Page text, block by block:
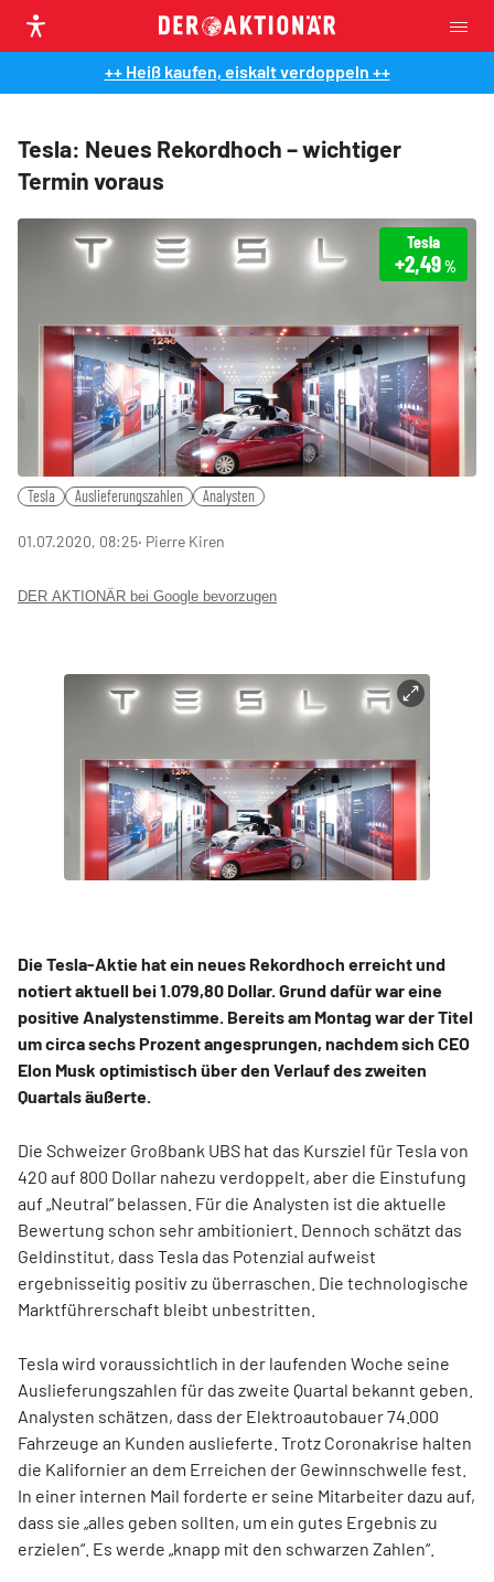
++ Heiß kaufen, eiskalt verdoppeln ++
Tesla: Neues Rekordhoch – wichtiger
Termin voraus
Tesla
+2,49%
Tesla Auslieferungszahlen Analysten
01.07.2020, 08:25‧ Pierre Kiren
DER AKTIONÄR bei Google bevorzugen
Die Tesla-Aktie hat ein neues Rekordhoch erreicht und
notiert aktuell bei 1.079,80 Dollar. Grund dafür war eine
positive Analystenstimme. Bereits am Montag war der Titel
um circa sechs Prozent angesprungen, nachdem sich CEO
Elon Musk optimistisch über den Verlauf des zweiten
Quartals äußerte.
Die Schweizer Großbank UBS hat das Kursziel für Tesla von
420 auf 800 Dollar nahezu verdoppelt, aber die Einstufung
auf „Neutral“ belassen. Für die Analysten ist die aktuelle
Bewertung schon sehr ambitioniert. Dennoch schätzt das
Geldinstitut, dass Tesla das Potenzial aufweist
ergebnisseitig positiv zu überraschen. Die technologische
Marktführerschaft bleibt unbestritten.
Tesla wird voraussichtlich in der laufenden Woche seine
Auslieferungszahlen für das zweite Quartal bekannt geben.
Analysten schätzen, dass der Elektroautobauer 74.000
Fahrzeuge an Kunden auslieferte. Trotz Coronakrise halten
die Kalifornier an dem Erreichen der Gewinnschwelle fest.
In einer internen Mail forderte er seine Mitarbeiter dazu auf,
dass sie „alles geben sollten, um ein gutes Ergebnis zu
erzielen“. Es werde „knapp mit den schwarzen Zahlen“.